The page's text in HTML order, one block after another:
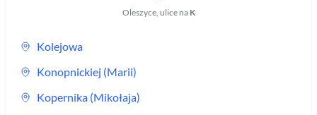
Oleszyce, ulice na K
Kolejowa
Konopnickiej (Marii)
Kopernika (Mikołaja)